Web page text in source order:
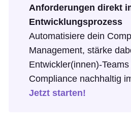
Anforderungen direkt
Entwicklungsprozess
Automatisiere dein
Management, stärke
Entwickler(innen)-
Compliance nachhaltig
Jetzt starten!